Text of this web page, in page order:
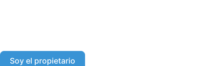
Soy el propietario